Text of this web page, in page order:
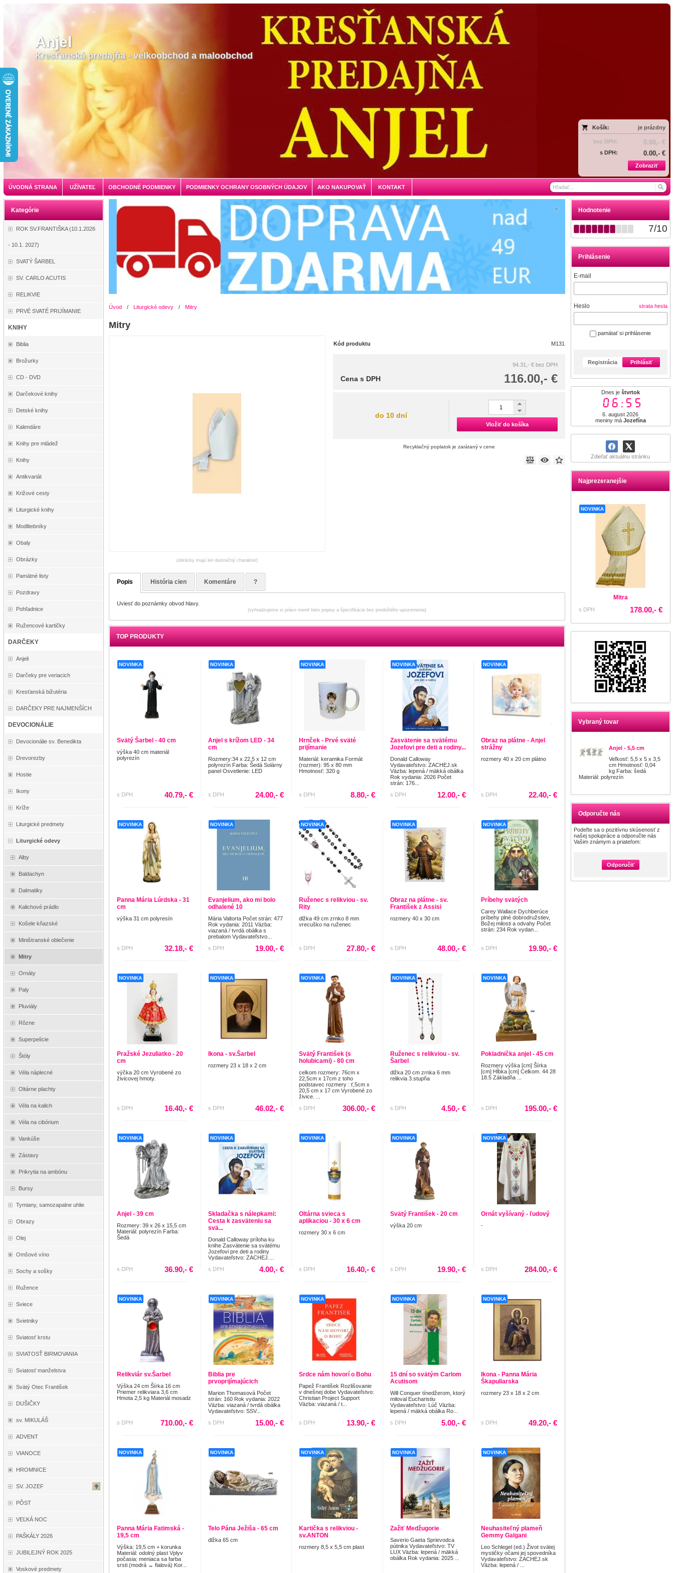
Košík: je prázdny
bez DPH: 0.00,- €
s DPH: 0.00,- €
Zobraziť
Anjel
Kresťanská predajňa - velkoobchod a maloobchod
ÚVODNÁ STRANA UŽÍVATEĽ OBCHODNÉ PODMIENKY PODMIENKY OCHRANY OSOBNÝCH ÚDAJOV AKO NAKUPOVAŤ KONTAKT
Kategórie
ROK SV.FRANTIŠKA (10.1.2026
- 10.1. 2027)
SVATÝ ŠARBEL
SV. CARLO ACUTIS
RELIKVIE
PRVÉ SVATÉ PRIJÍMANIE
KNIHY
Biblia
Brožurky
CD - DVD
Darčekové knihy
Detské knihy
Kalendáre
Knihy pre mládež
Knihy
Antikvariát
Križové cesty
Liturgické knihy
Modlitebníky
Obaly
Obrázky
Pamätné listy
Pozdravy
Pohľadnice
Ružencové kartičky
DARČEKY
Anjeli
Darčeky pre veriacich
Kresťanská bižutéria
DARČEKY PRE NAJMENŠÍCH
DEVOCIONÁLIE
Devocionálie sv. Benedikta
Drevorezby
Hostie
Ikony
Kríže
Liturgické predmety
Liturgické odevy
Alby
Baldachyn
Dalmatiky
Kalichové prádlo
Košele kňazské
Miništranské oblečenie
Mitry
Ornáty
Paly
Pluviály
Rôzne
Superpelície
Štóly
Véla náplecné
Oltárne plachty
Véla na kalich
Véla na cibórium
Vankúše
Zástavy
Prikrytia na ambónu
Bursy
Tymiany, samozapalne uhlie
Obrazy
Olej
Omšové víno
Sochy a sošky
Ružence
Sviece
Svietniky
Sviatosť krstu
SVIATOSŤ BIRMOVANIA
Sviatosť manželstva
Svätý Otec František
DUŠIČKY
sv. MIKULÁŠ
ADVENT
VIANOCE
HROMNICE
SV. JOZEF
PÔST
VEĽKÁ NOC
PAŠKÁLY 2026
JUBILEJNÝ ROK 2025
Voskové predmety
Hodnotenie
7/10
Prihlásenie
E-mail
Heslo strata hesla
pamätať si prihlásenie
Registrácia Prihlásiť
Dnes je štvrtok
06:55
6. august 2026
meniny má Jozefína
Zdieľať aktuálnu stránku
Najprezeranejšie
NOVINKA
Mitra
s DPH 178.00,- €
Vybraný tovar
Anjel - 5,5 cm
Veľkosť: 5,5 x 5 x 3,5
cm Hmotnosť: 0,04
kg Farba: šedá
Materiál: polyrezín
Odporučte nás
Podeľte sa o pozitívnu skúsenosť z
našej spolupráce a odporučte nás
Vašim známym a priateľom:
Odporučiť
Úvod / Liturgické odevy / Mitry
Mitry
(obrázky majú len ilustračný charakter)
Kód produktu M131
94.31,- € bez DPH
116.00,- €
Cena s DPH
do 10 dní
Vložiť do košíka
Recyklačný poplatok je zarátaný v cene
Popis História cien Komentáre ?
Uviesť do poznámky obvod hlavy.
(vyhradzujeme si právo meniť tieto popisy a špecifikácie bez predošlého upozornenia)
TOP PRODUKTY
NOVINKA
Svätý Šarbel - 40 cm
výška 40 cm materiál
polyrezín
s DPH 40.79,- €
NOVINKA
Anjel s krížom LED - 34
cm
Rozmery:34 x 22,5 x 12 cm
polyrezín Farba: Šedá Solárny
panel Osvetlenie: LED
s DPH 24.00,- €
NOVINKA
Hrnček - Prvé sväté
prijímanie
Materiál: keramika Formát
(rozmer): 95 x 80 mm
Hmotnosť: 320 g
s DPH 8.80,- €
NOVINKA
Zasvätenie sa svätému
Jozefovi pre deti a rodiny...
Donald Calloway
Vydavateľstvo: ZACHEJ.sk
Väzba: lepená / mäkká obálka
Rok vydania: 2026 Počet
strán: 176...
s DPH
12.00,- €
NOVINKA
Obraz na plátne - Anjel
strážny
rozmery 40 x 20 cm plátno
s DPH 22.40,- €
NOVINKA
Panna Mária Lúrdska - 31
cm
výška 31 cm polyresín
s DPH 32.18,- €
NOVINKA
Evanjelium, ako mi bolo
odhalené 10
Mária Valtorta Počet strán: 477
Rok vydania: 2011 Väzba:
viazaná / tvrdá obálka s
prebalom Vydavateľstvo...
s DPH
19.00,- €
NOVINKA
Ruženec s relikviou - sv.
Rity
dlžka 49 cm zrnko 8 mm
vrecuško na ruženec
s DPH 27.80,- €
NOVINKA
Obraz na plátne - sv.
František z Assisi
rozmery 40 x 30 cm
s DPH 48.00,- €
NOVINKA
Príbehy svätých
Carey Wallace Dychberúce
príbehy plné dobrodružstiev,
Božej milosti a odvahy Počet
strán: 234 Rok vydan...
s DPH 19.90,- €
NOVINKA
Pražské Jezuliatko - 20
cm
výčka 20 cm Vyrobené zo
živicovej hmoty.
s DPH 16.40,- €
NOVINKA
Ikona - sv.Šarbel
rozmery 23 x 18 x 2 cm
s DPH 46.02,- €
NOVINKA
Svätý František (s
holubicami) - 80 cm
celkom rozmery: 76cm x
22,5cm x 17cm z toho
podstavec rozmery : ť,5cm x
20,5 cm x 17 cm Vyrobené zo
živice. ...
s DPH
306.00,- €
NOVINKA
Ruženec s relikviou - sv.
Šarbel
dlžka 20 cm zrnka 6 mm
relikvia 3.stupňa
s DPH 4.50,- €
NOVINKA
Pokladnička anjel - 45 cm
Rozmery výška [cm] Šírka
[cm] Hĺbka [cm] Celkom. 44 28
18.5 Základňa ...
s DPH 195.00,- €
NOVINKA
Anjel - 39 cm
Rozmery: 39 x 26 x 15,5 cm
Materiál: polyrezín Farba:
Šedá
s DPH 36.90,- €
NOVINKA
Skladačka s nálepkami:
Cesta k zasväteniu sa
svä...
Donald Calloway príloha ku
knihe Zasvätenie sa svätému
Jozefovi pre deti a rodiny
Vydavateľstvo: ZACHEJ....
s DPH
4.00,- €
NOVINKA
Oltárna svieca s
aplikaciou - 30 x 6 cm
rozmery 30 x 6 cm
s DPH 16.40,- €
NOVINKA
Svätý František - 20 cm
výška 20 cm
s DPH 19.90,- €
NOVINKA
Ornát vyšívaný - ľudový
-
s DPH 284.00,- €
NOVINKA
Relikviár sv.Šarbel
Výška 24 cm Šírka 16 cm
Priemer relikviara 3,6 cm
Hmota 2,5 kg Materiál mosadz
s DPH 710.00,- €
NOVINKA
Biblia pre
prvoprijímajúcich
Marion Thomasová Počet
strán: 160 Rok vydania: 2022
Väzba: viazaná / tvrdá obálka
Vydavateľstvo: SSV...
s DPH
15.00,- €
NOVINKA
Srdce nám hovorí o Bohu
Papež František Rozlišovanie
v dnešnej dobe Vydavateľstvo:
Christian Project Support
Väzba: viazaná / t...
s DPH 13.90,- €
NOVINKA
15 dní so svätým Carlom
Acutisom
Will Conquer tínedžerom, ktorý
miloval Eucharistiu
Vydavateľstvo: Lúč Väzba:
lepená / mäkká obálka Ro...
s DPH
5.00,- €
NOVINKA
Ikona - Panna Mária
Škapuliarska
rozmery 23 x 18 x 2 cm
s DPH 49.20,- €
NOVINKA
Panna Mária Fatimská -
19,5 cm
Výška: 19,5 cm + korunka
Materiál: odolný plast Vplyv
počasia: meniaca sa farba
srsti (modrá ↔ fialová) Kor...
NOVINKA
Telo Pána Ježiša - 65 cm
dlžka 65 cm
NOVINKA
Kartička s relikviou -
sv.ANTON
rozmery 8,5 x 5,5 cm plast
NOVINKA
Zažiť Medžugorie
Saverio Gaeta Sprievodca
pútnika Vydavateľstvo: TV
LUX Väzba: lepená / mäkká
obálka Rok vydania: 2025 ...
NOVINKA
Neuhasiteľný plameň
Gemmy Galgani
Leo Schlegel (ed.) Život svätej
mystičky očami jej spovedníka
Vydavateľstvo: ZACHEJ.sk
Väzba: lepená / ...